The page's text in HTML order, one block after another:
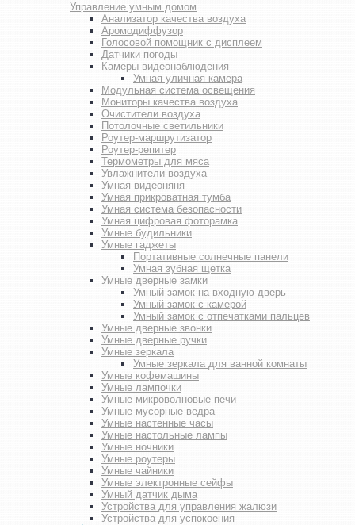
Управление умным домом
Анализатор качества воздуха
Аромодиффузор
Голосовой помощник с дисплеем
Датчики погоды
Камеры видеонаблюдения
Умная уличная камера
Модульная система освещения
Мониторы качества воздуха
Очистители воздуха
Потолочные светильники
Роутер-маршрутизатор
Роутер-репитер
Термометры для мяса
Увлажнители воздуха
Умная видеоняня
Умная прикроватная тумба
Умная система безопасности
Умная цифровая фоторамка
Умные будильники
Умные гаджеты
Портативные солнечные панели
Умная зубная щетка
Умные дверные замки
Умный замок на входную дверь
Умный замок с камерой
Умный замок с отпечатками пальцев
Умные дверные звонки
Умные дверные ручки
Умные зеркала
Умные зеркала для ванной комнаты
Умные кофемашины
Умные лампочки
Умные микроволновые печи
Умные мусорные ведра
Умные настенные часы
Умные настольные лампы
Умные ночники
Умные роутеры
Умные чайники
Умные электронные сейфы
Умный датчик дыма
Устройства для управления жалюзи
Устройства для успокоения